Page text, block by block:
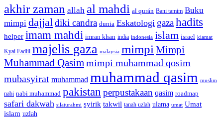
akhir zaman allah al mahdi al qurán Bani tamim Buku
mimpi dajjal diki candra dunia Eskatologi gazahadits
helper imam mahdi imran khan india indonesia islam israel kiamat
Kyai Fadlil majelis gaza malaysia mimpi Mimpi
Muhammad Qasim mimpi muhammad qosim
mubasyirat muhammad muhammad qasim muslim
nabi nabi muhammad pakistan perpustakaan qasim roadmap
safari dakwah silaturahmi syirik takwil tanah uzlah ulama umat Umat
islam uzlah